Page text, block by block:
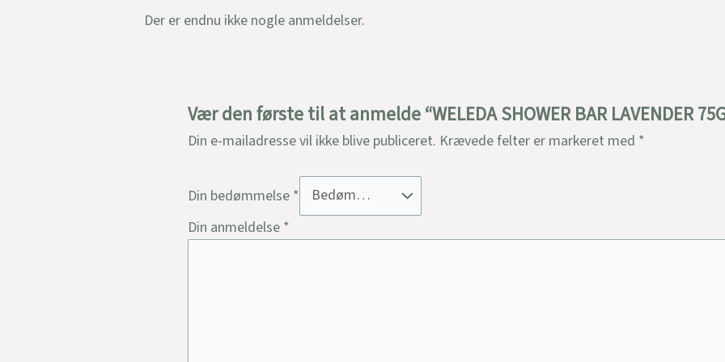
Der er endnu ikke nogle anmeldelser.
Vær den første til at anmelde “WELEDA SHOWER BAR LAVENDER
Din e-mailadresse vil ikke blive publiceret. Krævede felter er markeret med *
Din bedømmelse *
Din anmeldelse *